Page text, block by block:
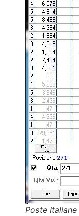
Poste